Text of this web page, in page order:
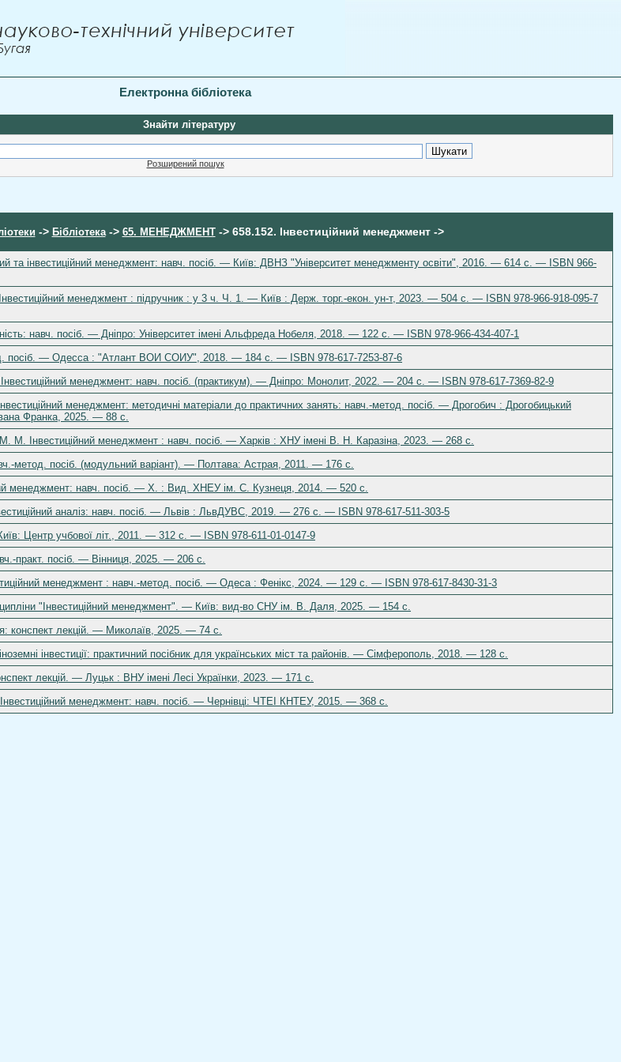
Електронна бібліотека
Знайти літературу
Розширений пошук
-> Бібліотека-> 65. МЕНЕДЖМЕНТ-> 658.152. Інвестиційний менеджмент ->
та інвестиційний менеджмент: навч. посіб. — Київ: ДВНЗ "Університет менеджменту освіти", 2016. — 614 с. — ISBN 966-
менеджмент : підручник : у 3 ч. Ч. 1. — Київ : Держ. торг.-екон. ун-т, 2023. — 504 с. — ISBN 978-966-918-095-7
навч. посіб. — Дніпро: Університет імені Альфреда Нобеля, 2018. — 122 с. — ISBN 978-966-434-407-1
посіб. — Одесса : "Атлант ВОИ СОИУ", 2018. — 184 с. — ISBN 978-617-7253-87-6
менеджмент: навч. посіб. (практикум). — Дніпро: Монолит, 2022. — 204 с. — ISBN 978-617-7369-82-9
менеджмент: методичні матеріали до практичних занять: навч.-метод. посіб. — Дрогобич : Дрогобицький
Франка, 2025. — 88 с.
М. Інвестиційний менеджмент : навч. посіб. — Харків : ХНУ імені В. Н. Каразіна, 2023. — 268 с.
метод. посіб. (модульний варіант). — Полтава: Астрая, 2011. — 176 с.
менеджмент: навч. посіб. — Х. : Вид. ХНЕУ ім. С. Кузнеця, 2014. — 520 с.
аналіз: навч. посіб. — Львів : ЛьвДУВС, 2019. — 276 с. — ISBN 978-617-511-303-5
Центр учбової літ., 2011. — 312 с. — ISBN 978-611-01-0147-9
практ. посіб. — Вінниця, 2025. — 206 с.
менеджмент : навч.-метод. посіб. — Одеса : Фенікс, 2024. — 129 с. — ISBN 978-617-8430-31-3
"Інвестиційний менеджмент". — Київ: вид-во СНУ ім. В. Даля, 2025. — 154 с.
конспект лекцій. — Миколаїв, 2025. — 74 с.
інвестиції: практичний посібник для українських міст та районів. — Сімферополь, 2018. — 128 с.
лекцій. — Луцьк : ВНУ імені Лесі Українки, 2023. — 171 с.
менеджмент: навч. посіб. — Чернівці: ЧТЕІ КНТЕУ, 2015. — 368 с.